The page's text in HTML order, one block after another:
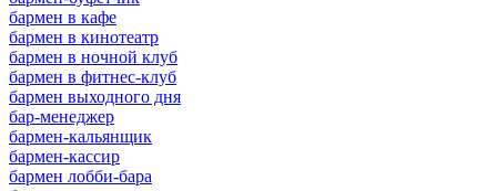
бармен в кафе
бармен в кинотеатр
бармен в ночной клуб
бармен в фитнес-клуб
бармен выходного дня
бар-менеджер
бармен-кальянщик
бармен-кассир
бармен лобби-бара